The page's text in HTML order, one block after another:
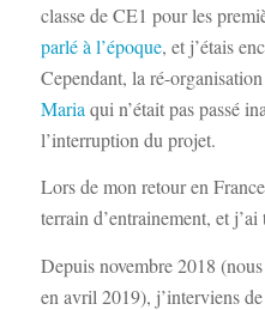
classe de CE1 pour les
parlé à l’époque, et j’étais
Cependant, la ré-
Maria qui n’était pas passé
l’interruption du projet.
Lors de mon retour en
terrain d’entrainement, et j’ai
Depuis novembre 2018
en avril 2019), j’interviens